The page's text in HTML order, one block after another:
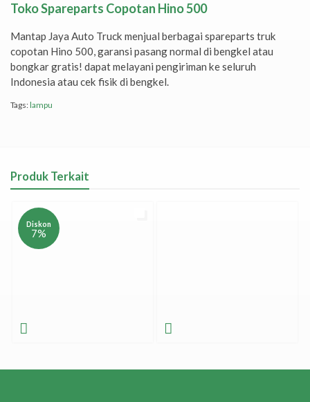
Toko Spareparts Copotan Hino 500
Mantap Jaya Auto Truck menjual berbagai spareparts truk
copotan Hino 500, garansi pasang normal di bengkel atau
bongkar gratis! dapat melayani pengiriman ke seluruh
Indonesia atau cek fisik di bengkel.
Tags:lampu
Produk Terkait
Diskon
7%